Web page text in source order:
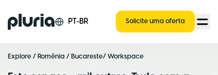
Logo Pluria PT-BR Solicite uma oferta
Explore / Romênia / Bucareste/ Workspace